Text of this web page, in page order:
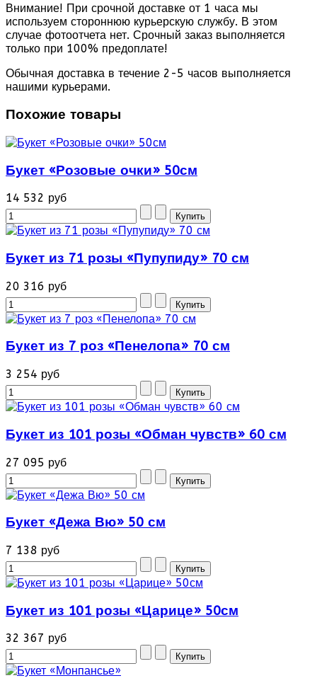
Внимание! При срочной доставке от 1 часа мы
используем стороннюю курьерскую службу. В этом
случае фотоотчета нет. Срочный заказ выполняется
только при 100% предоплате!
Обычная доставка в течение 2-5 часов выполняется
нашими курьерами.
Похожие товары
Букет «Розовые очки» 50см
14 532 руб
Букет из 71 розы «Пупупиду» 70 см
20 316 руб
Букет из 7 роз «Пенелопа» 70 см
3 254 руб
Букет из 101 розы «Обман чувств» 60 см
27 095 руб
Букет «Дежа Вю» 50 см
7 138 руб
Букет из 101 розы «Царице» 50см
32 367 руб